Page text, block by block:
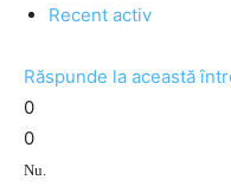
Recent activ
Răspunde la această
0
0
Nu.